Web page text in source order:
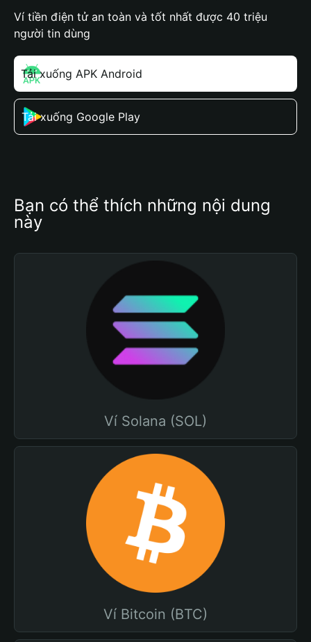
Ví tiền điện tử an toàn và tốt nhất được 40 triệu
người tin dùng
Tải xuống APK Android
Tải xuống Google Play
Bạn có thể thích những nội dung
này
Ví Solana (SOL)
Ví Bitcoin (BTC)